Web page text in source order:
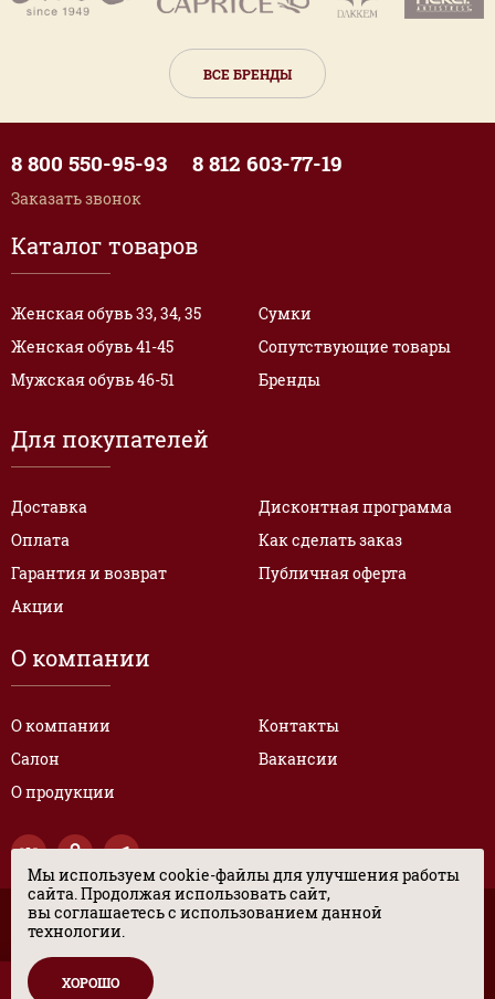
ВСЕ БРЕНДЫ
Каталог товаров
Женская обувь 33, 34, 35
Женская обувь 41-45
Мужская обувь 46-51
Сумки
Сопутствующие товары
Бренды
Для покупателей
Доставка
Оплата
Гарантия и возврат
Акции
Дисконтная программа
Как сделать заказ
Публичная оферта
О компании
О компании
Салон
О продукции
Контакты
Вакансии
8 800 550-95-93 8 812 603-77-19
Заказать звонок
© “ЦЕНТР ЭКСКЛЮЗИВНЫХ РАЗМЕРОВ ОБУВИ” 2017. Все права
защищены.
Политика в отношении персональных данных
Мы используем cookie-файлы для улучшения работы
сайта. Продолжая использовать сайт,
вы соглашаетесь с использованием данной
технологии.
ХОРОШО